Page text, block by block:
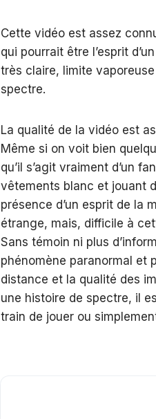
Cette vidéo est assez
qui pourrait être l’esprit
très claire, limite
spectre.
La qualité de la vidéo est
Même si on voit bien
qu’il s’agit vraiment d’un
vêtements blanc et jouant
présence d’un esprit de la
étrange, mais, difficile à
Sans témoin ni plus
phénomène paranormal et
distance et la qualité des
une histoire de spectre, il
train de jouer ou